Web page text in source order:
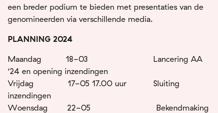
een breder podium te bieden met presentaties van de
genomineerden via verschillende media.
PLANNING 2024
Maandag 18-03 Lancering AA
‘24 en opening inzendingen
Vrijdag 17-05 17.00 uur Sluiting
inzendingen
Woensdag 22-05 Bekendmaking